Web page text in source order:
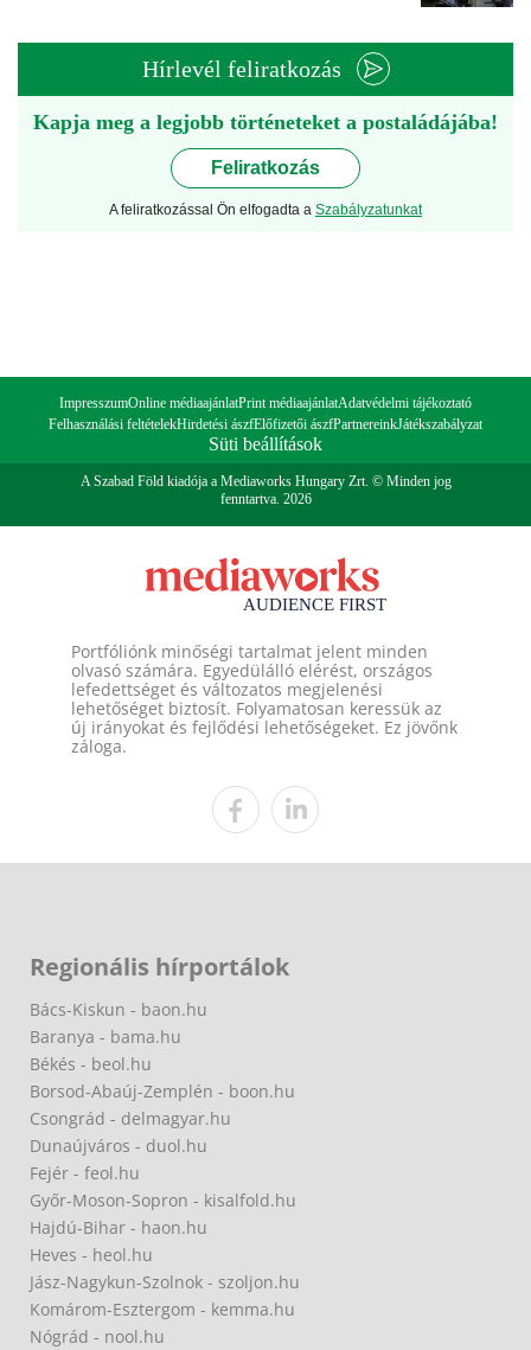
Hírlevél feliratkozás
Kapja meg a legjobb történeteket a postaládájába!
Feliratkozás
A feliratkozással Ön elfogadta a Szabályzatunkat
ImpresszumOnline médiaajánlatPrint médiaajánlatAdatvédelmi tájékoztató
Felhasználási feltételekHirdetési ászfElőfizetői ászfPartnereinkJátékszabályzat
Süti beállítások
A Szabad Föld kiadója a Mediaworks Hungary Zrt. © Minden jog
fenntartva. 2026
Portfóliónk minőségi tartalmat jelent minden
olvasó számára. Egyedülálló elérést, országos
lefedettséget és változatos megjelenési
lehetőséget biztosít. Folyamatosan keressük az
új irányokat és fejlődési lehetőségeket. Ez jövőnk
záloga.
Regionális hírportálok
Bács-Kiskun - baon.hu
Baranya - bama.hu
Békés - beol.hu
Borsod-Abaúj-Zemplén - boon.hu
Csongrád - delmagyar.hu
Dunaújváros - duol.hu
Fejér - feol.hu
Győr-Moson-Sopron - kisalfold.hu
Hajdú-Bihar - haon.hu
Heves - heol.hu
Jász-Nagykun-Szolnok - szoljon.hu
Komárom-Esztergom - kemma.hu
Nógrád - nool.hu